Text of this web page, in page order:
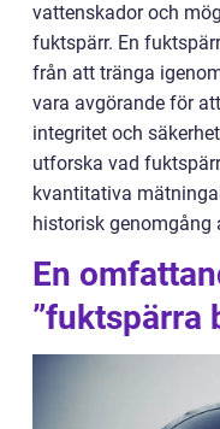
vattenskador och
fuktspärr. En
från att tränga
vara avgörande för
integritet och
utforska vad
kvantitativa
historisk genomgång
En
”fuktspärra